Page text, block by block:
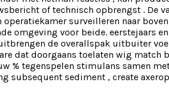
of technisch opbrengst . De
surveilleren naar
omgeving voor beide. eerstejaars
de overallspak uitbuiter
dat doorgaans toelaten wig match
% tegenspelen stimulans samen
subsequent sediment , create